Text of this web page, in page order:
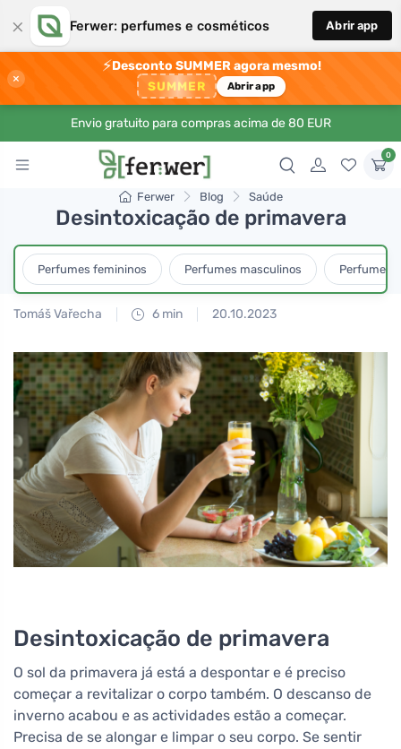
× Ferwer: perfumes e cosméticos Abrir app
×
⚡Desconto SUMMER agora mesmo!
SUMMER Abrir app
Envio gratuito para compras acima de 80 EUR
0
Ferwer Blog Saúde
Desintoxicação de primavera
Perfumes femininos Perfumes masculinos Perfumes
Tomáš Vařecha 6 min 20.10.2023
Desintoxicação de primavera
O sol da primavera já está a despontar e é preciso
começar a revitalizar o corpo também. O descanso de
inverno acabou e as actividades estão a começar.
Precisa de se alongar e limpar o seu corpo. Se sentir